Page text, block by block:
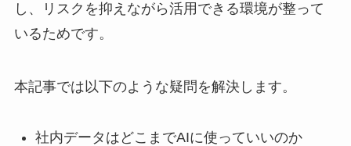
し、リスクを抑えながら活用できる環境が整って
いるためです。
本記事では以下のような疑問を解決します。
社内データはどこまでAIに使っていいのか